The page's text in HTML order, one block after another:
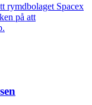
rymdbolaget Spacex
på att